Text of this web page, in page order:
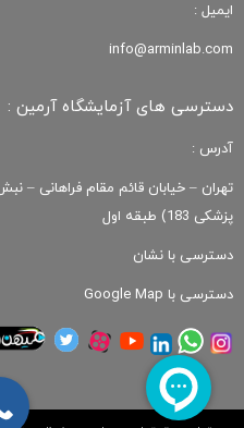
ایمیل :
info@arminlab.com
دسترسی های آزمایشگاه آرمین :
آدرس :
پزشکی 183) طبقه اول
دسترسی با نشان
دسترسی با Google Map